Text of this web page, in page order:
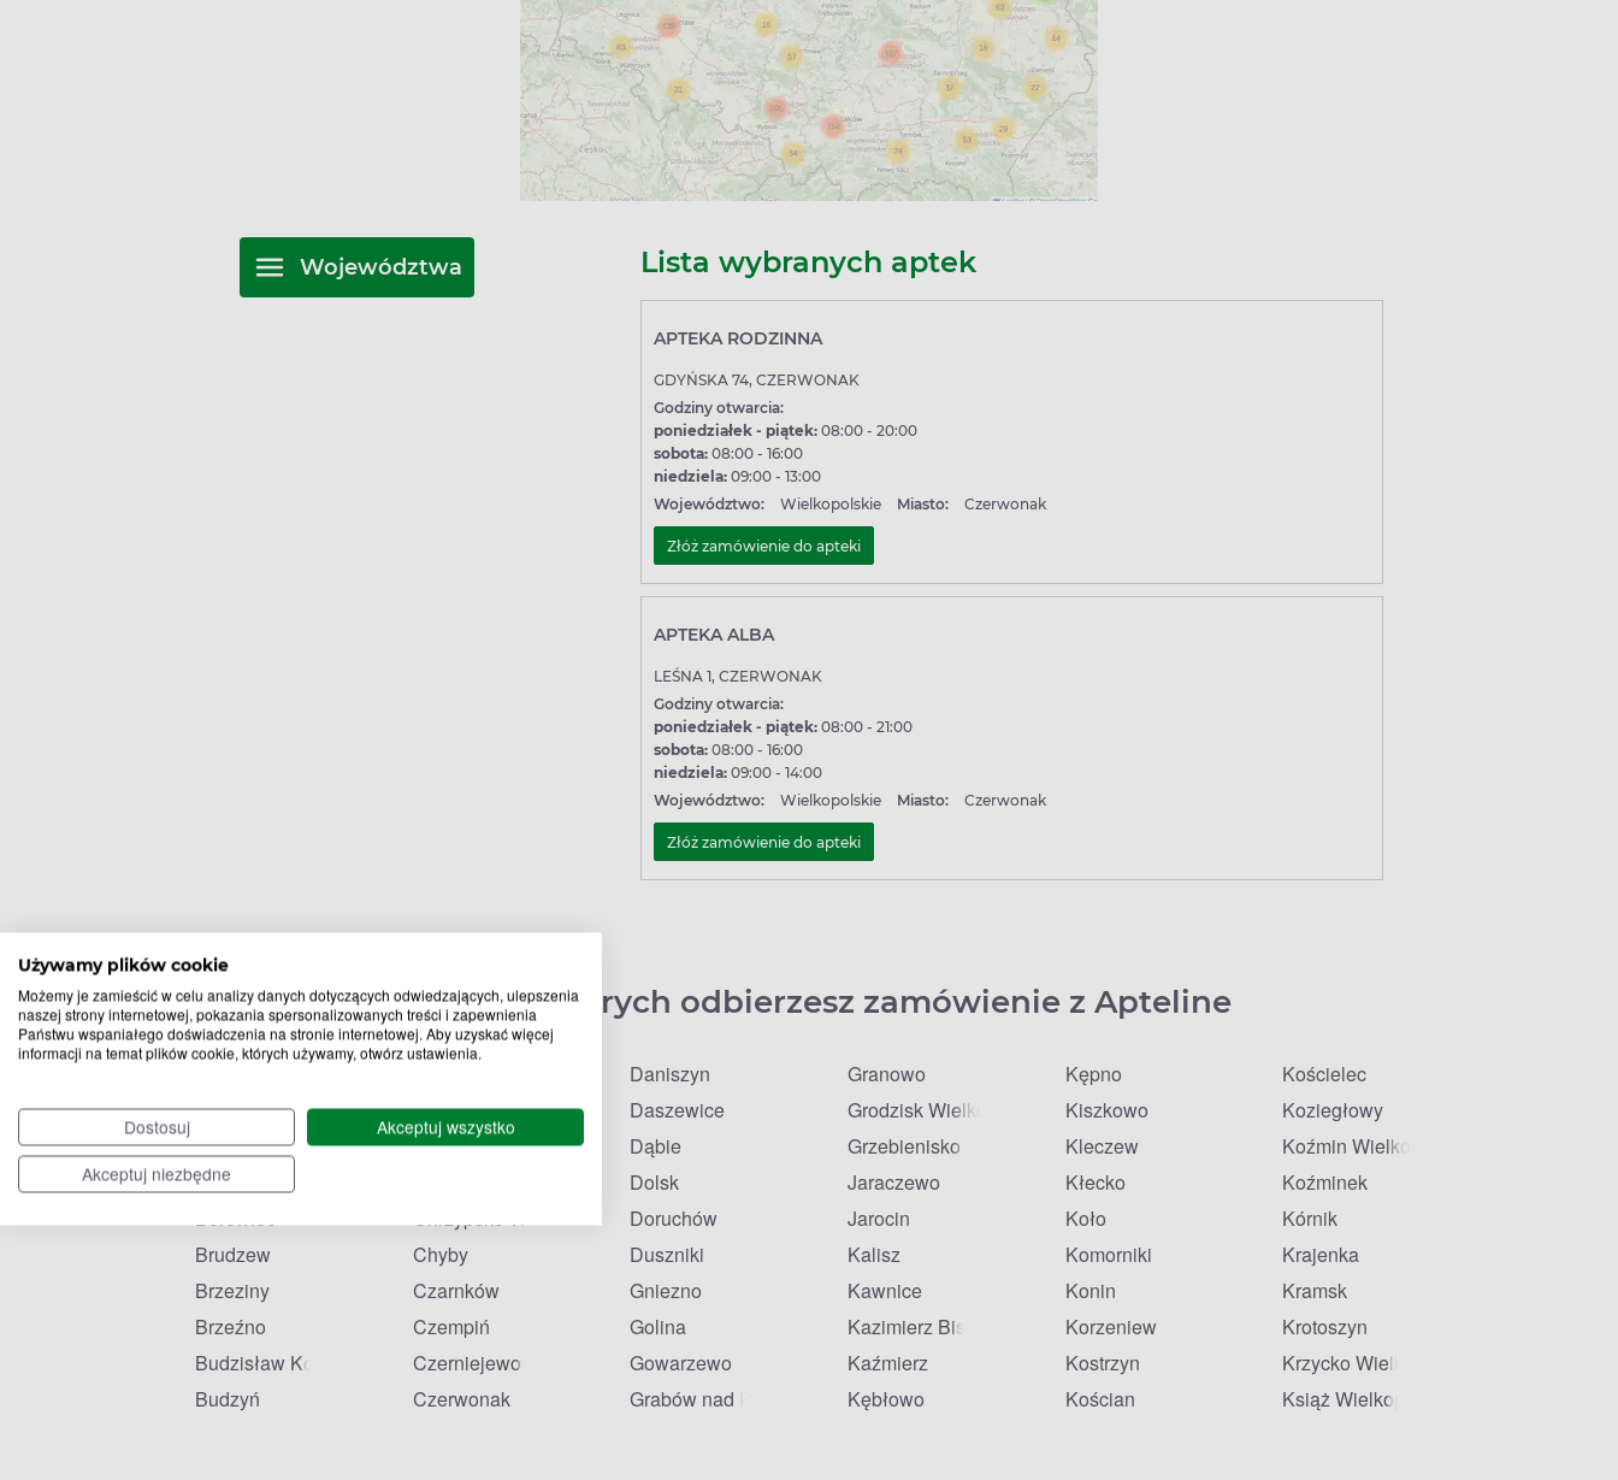
Używamy plików cookie
Możemy je zamieścić w celu analizy danych dotyczących odwiedzających, ulepszenia
naszej strony internetowej, pokazania spersonalizowanych treści i zapewnienia
Państwu wspaniałego doświadczenia na stronie internetowej. Aby uzyskać więcej
informacji na temat plików cookie, których używamy, otwórz ustawienia.
Dostosuj
Akceptuj wszystko
Akceptuj niezbędne
Pełna, na bieżąco aktualizowana lista aptek Czerwonak współpracujących z platformą dostępna jest bezpośrednio na stronie Apteline.pl. Tam znajdują się
wszystkie informacje o lokalizacjach, godzinach otwarcia oraz dostępności poszczególnych produktów.
Zarezerwuj potrzebne leki przez Apteline.pl i odbierz je wygodnie w wybranej aptece w Czerwonaku – bez kolejek, bez dodatkowych opłat, z gwarancją
Województwa Lista wybranych aptek
APTEKA RODZINNA
GDYŃSKA 74, CZERWONAK
Godziny otwarcia:
poniedziałek - piątek:08:00 - 20:00
sobota:08:00 - 16:00
niedziela:09:00 - 13:00
Województwo:
Wielkopolskie Miasto: Czerwonak
Złóż zamówienie do apteki
APTEKA ALBA
LEŚNA 1, CZERWONAK
Godziny otwarcia:
poniedziałek - piątek:08:00 - 21:00
sobota:08:00 - 16:00
niedziela:09:00 - 14:00
Województwo:
Wielkopolskie Miasto: Czerwonak
Złóż zamówienie do apteki
Apteki, w których odbierzesz zamówienie z Apteline
Białośliwie
Bieżyń
Boguszyn
Borówiec
Brudzew
Brzeziny
Brzeźno
Budzisław Kościelny
Budzyń
Ceków-Kolonia
Chełmno
Chrzypsko Wielkie
Chyby
Czarnków
Czempiń
Czerniejewo
Czerwonak
Daniszyn
Daszewice
Dąbie
Dolsk
Doruchów
Duszniki
Gniezno
Golina
Gowarzewo
Grabów nad Prosną
Granowo
Grodzisk Wielkopolski
Grzebienisko
Jaraczewo
Jarocin
Kalisz
Kawnice
Kazimierz Biskupi
Kaźmierz
Kębłowo
Kępno
Kiszkowo
Kleczew
Kłecko
Koło
Komorniki
Konin
Korzeniew
Kostrzyn
Kościan
Kościelec
Koziegłowy
Koźmin Wielkopolski
Koźminek
Kórnik
Krajenka
Kramsk
Krotoszyn
Krzycko Wielkie
Książ Wielkopolski